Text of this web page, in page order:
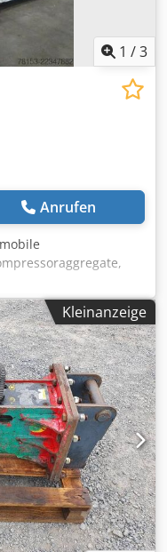
1 /3
Anrufen
Tank mit Pumpen,
Inklusive
an Ersatzteilen
zum
Hinweis: Der
dass der Käufer
des vorläufigen
Überprüfung der
Due Diligence
Erklärung des
EUS) vorlegt. Falls
ist, ist dies für jeden
Actoa Die
Überprüfung können
Kleinanzeige